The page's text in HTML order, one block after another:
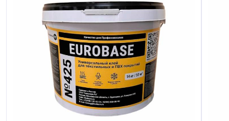
Вспененная основа
1.5-2.0-2.5-3.0-3.5-4.0 м
2.5 мм
Для пола, Для дома, Для спальни,
Для детской, Для модульных